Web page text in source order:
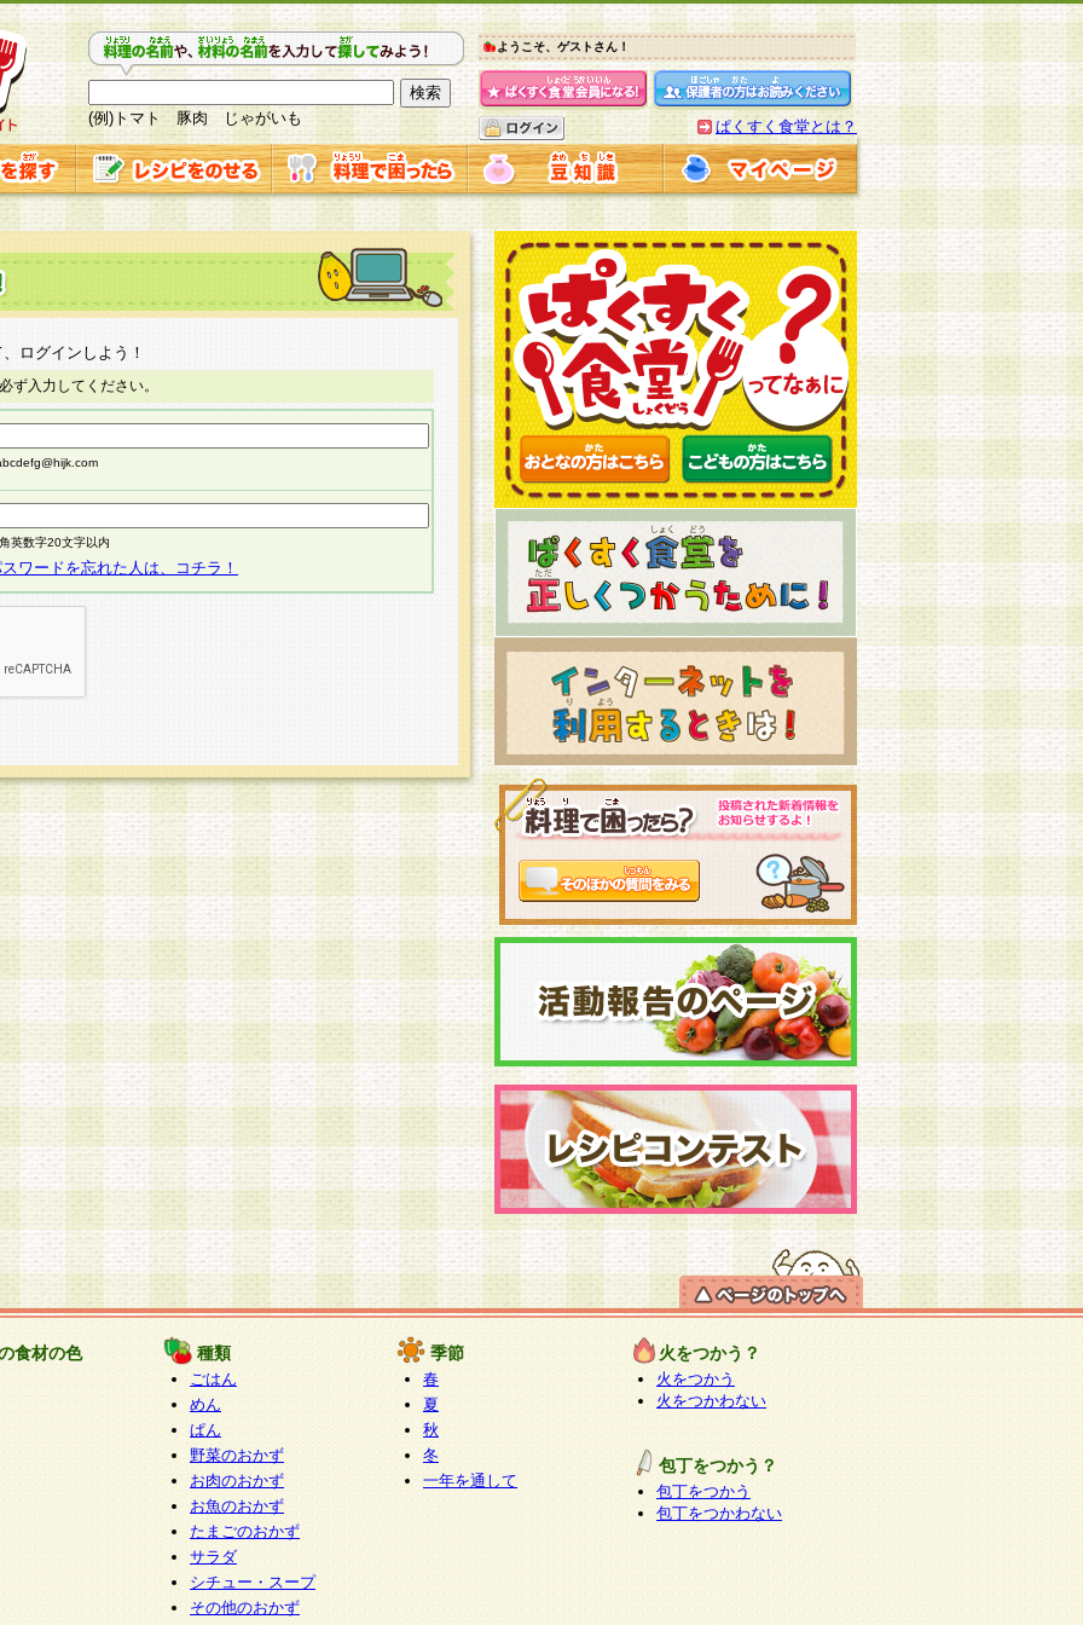
(例)トマト 豚肉 じゃがいも
ようこそ、ゲストさん！
ぱくすく食堂とは？
ログインしよう！
ず入力してください。
英数字20文字以内
ワードを忘れた人は、コチラ！
食材の色 種類
ごはん
めん
ぱん
野菜のおかず
お肉のおかず
お魚のおかず
たまごのおかず
サラダ
シチュー・スープ
その他のおかず
季節
春
夏
秋
冬
一年を通して
火をつかう？
火をつかう
火をつかわない
包丁をつかう？
包丁をつかう
包丁をつかわない